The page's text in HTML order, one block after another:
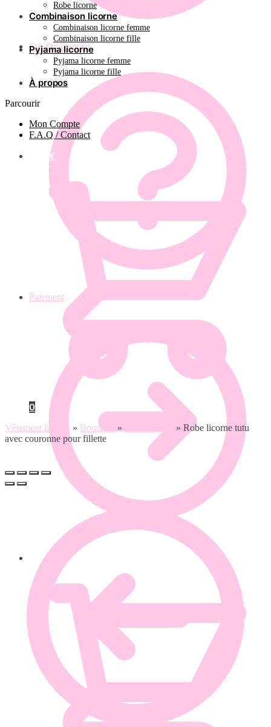
F.A.Q / Contact
Paiement
0.00
Robe licorne
Combinaison licorne
Combinaison licorne femme
Combinaison licorne fille
Pyjama licorne
Pyjama licorne femme
Pyjama licorne fille
À propos
Parcourir
Mon Compte
F.A.Q / Contact
€
0
Vêtement licorne » Boutique » » Robe licorne tutu
avec couronne pour fillette